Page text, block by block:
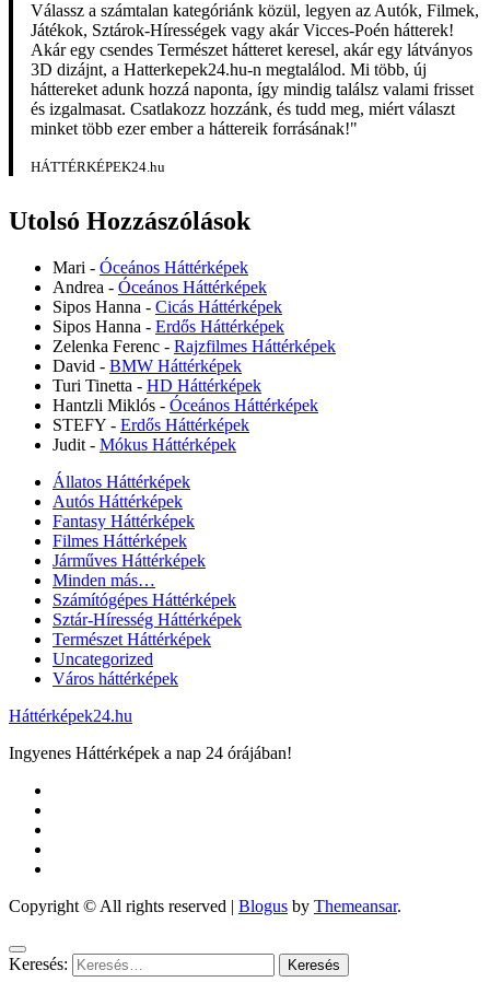
Válassz a számtalan kategóriánk közül, legyen az Autók, Filmek,
Játékok, Sztárok-Hírességek vagy akár Vicces-Poén hátterek!
Akár egy csendes Természet hátteret keresel, akár egy látványos
3D dizájnt, a Hatterkepek24.hu-n megtalálod. Mi több, új
háttereket adunk hozzá naponta, így mindig találsz valami frisset
és izgalmasat. Csatlakozz hozzánk, és tudd meg, miért választ
minket több ezer ember a háttereik forrásának!"
HÁTTÉRKÉPEK24.hu
Utolsó Hozzászólások
Mari - Óceános Háttérképek
Andrea - Óceános Háttérképek
Sipos Hanna - Cicás Háttérképek
Sipos Hanna - Erdős Háttérképek
Zelenka Ferenc - Rajzfilmes Háttérképek
David - BMW Háttérképek
Turi Tinetta - HD Háttérképek
Hantzli Miklós - Óceános Háttérképek
STEFY - Erdős Háttérképek
Judit - Mókus Háttérképek
Állatos Háttérképek
Autós Háttérképek
Fantasy Háttérképek
Filmes Háttérképek
Járműves Háttérképek
Minden más…
Számítógépes Háttérképek
Sztár-Híresség Háttérképek
Természet Háttérképek
Uncategorized
Város háttérképek
Háttérképek24.hu
Ingyenes Háttérképek a nap 24 órájában!
Copyright © All rights reserved | Blogus by Themeansar.
Keresés: